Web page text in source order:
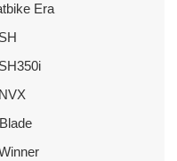
Era